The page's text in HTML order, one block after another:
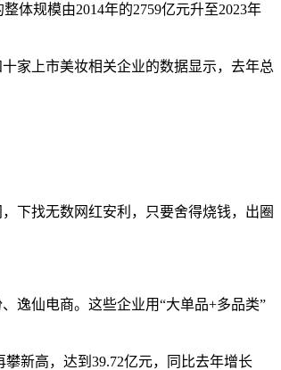
体规模由2014年的2759亿元升至2023年
家上市美妆相关企业的数据显示，去年总
下找无数网红安利，只要舍得烧钱，出圈
逸仙电商。这些企业用“大单品+多品类”
新高，达到39.72亿元，同比去年增长